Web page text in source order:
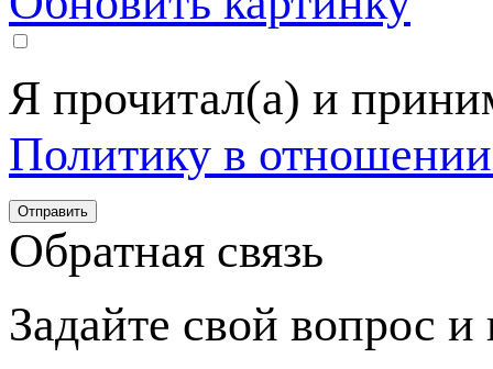
Я прочитал(а) и
Политику в
Обратная связь
Задайте свой вопрос